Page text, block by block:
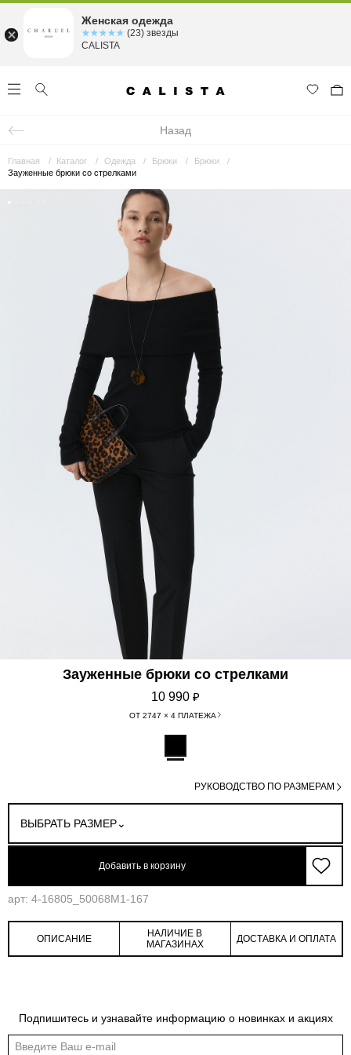
Назад
Главная Каталог Одежда Брюки
Брюки
Зауженные брюки со стрелками
Зауженные брюки со стрелками
10 990 ₽
ОТ 2747 × 4 ПЛАТЕЖА
ВЫБРАТЬ РАЗМЕР
РУКОВОДСТВО ПО РАЗМЕРАМ
Добавить в корзину
арт: 4-16805_50068M1-167
Обмеры изделия Таблица размеров
ОПИСАНИЕ
НАЛИЧИЕ В
МАГАЗИНАХ
ДОСТАВКА И ОПЛАТА
Подпишитесь и узнавайте информацию о новинках и акциях
Женская одежда
☆☆☆☆☆
★★★★★ (23) звезды
CALISTA